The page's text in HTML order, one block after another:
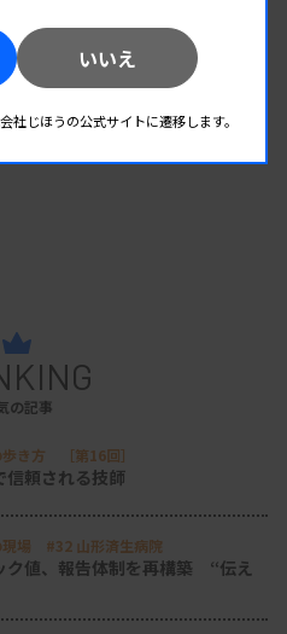
の記事
き方 ［第16回］
信頼される技師
現場 #32 山形済生病院
ク値、報告体制を再構築 “伝え
いいえ
じほうの公式サイトに遷移します。